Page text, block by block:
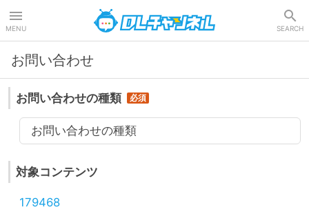
MENU SEARCH
お問い合わせ
お問い合わせの種類
お問い合わせの種類
対象コンテンツ
179468